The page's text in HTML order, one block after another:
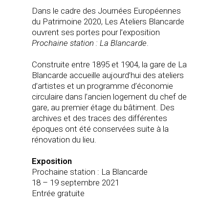
Dans le cadre des Journées Européennes
du Patrimoine 2020, Les Ateliers Blancarde
ouvrent ses portes pour l’exposition
Prochaine station : La Blancarde
Construite entre 1895 et 1904, la gare de La
Blancarde accueille aujourd’hui des ateliers
d’artistes et un programme d’économie
circulaire dans l’ancien logement du chef de
gare, au premier étage du bâtiment. Des
archives et des traces des différentes
époques ont été conservées suite à la
rénovation du lieu.
Exposition
Prochaine station : La Blancarde
18 – 19 septembre 2021
Entrée gratuite